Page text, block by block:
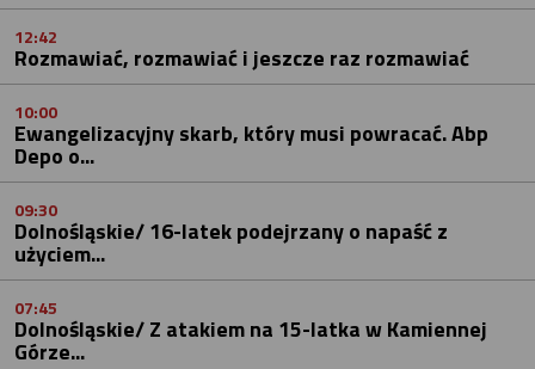
12:42
Rozmawiać, rozmawiać i jeszcze raz rozmawiać
10:00
Ewangelizacyjny skarb, który musi powracać. Abp
Depo o...
09:30
Dolnośląskie/ 16-latek podejrzany o napaść z
użyciem...
07:45
Dolnośląskie/ Z atakiem na 15-latka w Kamiennej
Górze...